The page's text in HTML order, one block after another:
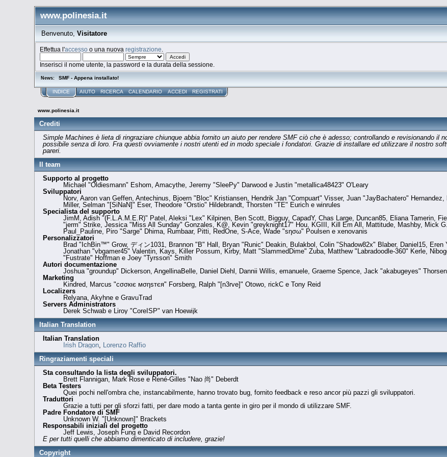
www.polinesia.it
Benvenuto, Visitatore
Effettua l'accesso o una nuovaregistrazione
Inserisci il nome utente, la password e la durata della sessione.
News: SMF - Appena installato!
INDICE AIUTO RICERCA CALENDARIO ACCEDI REGISTRATI
www.polinesia.it
Crediti
Simple Machines è lieta di ringraziare chiunque abbia fornito un aiuto per rendere SMF ciò che è adesso; controllando e revisionando il
possibile senza di loro. Fra questi ovviamente i nostri utenti ed in modo speciale i fondatori. Grazie di installare ed utilizzare il nostro
pareri.
Il team
Supporto al progetto
Michael "Oldiesmann" Eshom, Amacythe, Jeremy "SleePy" Darwood e Justin "metallica48423" O'Leary
Sviluppatori
Norv, Aaron van Geffen, Antechinus, Bjoern "Bloc" Kristiansen, Hendrik Jan "Compuart" Visser, Juan "JayBachatero"
Miller, Selman "[SiNaN]" Eser, Theodore "Orstio" Hildebrandt, Thorsten "TE" Eurich e winrules
Specialista del supporto
JimM, Adish "(F.L.A.M.E.R)" Patel, Aleksi "Lex" Kilpinen, Ben Scott, Bigguy, CapadY, Chas Large, Duncan85, Eliana Tamerin,
"jerm" Strike, Jessica "Miss All Sunday" Gonzales, K@, Kevin "greyknight17" Hou, KGIII, Kill Em All, Mattitude, Mashby, Mick
Paul_Pauline, Piro "Sarge" Dhima, Rumbaar, Pitti, RedOne, S-Ace, Wade "sησω" Poulsen e xenovanis
Personalizzatori
Brad "IchBin™" Grow, ディン1031, Brannon "B" Hall, Bryan "Runic" Deakin, Bulakbol, Colin "Shadow82x" Blaber, Daniel15,
Jonathan "vbgamer45" Valentin, Kays, Killer Possum, Kirby, Matt "SlammedDime" Zuba, Matthew "Labradoodle-360" Kerle,
"Fustrate" Hoffman e Joey "Tyrsson" Smith
Autori documentazione
Joshua "groundup" Dickerson, AngellinaBelle, Daniel Diehl, Dannii Willis, emanuele, Graeme Spence, Jack "akabugeyes"
Marketing
Kindred, Marcus "cσσкιє мσηѕтєя" Forsberg, Ralph "[n3rve]" Otowo, rickC e Tony Reid
Localizers
Relyana, Akyhne e GravuTrad
Servers Administrators
Derek Schwab e Liroy "CoreISP" van Hoewijk
Italian Translation
Italian Translation
Irish Dragon, Lorenzo Raffio
Ringraziamenti speciali
Sta consultando la lista degli sviluppatori.
Brett Flannigan, Mark Rose e René-Gilles "Nao 尚" Deberdt
Beta Testers
Quei pochi nell'ombra che, instancabilmente, hanno trovato bug, fornito feedback e reso ancor più pazzi gli sviluppatori.
Traduttori
Grazie a tutti per gli sforzi fatti, per dare modo a tanta gente in giro per il mondo di utilizzare SMF.
Padre Fondatore di SMF
Unknown W. "[Unknown]" Brackets
Responsabili iniziali del progetto
Jeff Lewis, Joseph Fung e David Recordon
E per tutti quelli che abbiamo dimenticato di includere, grazie!
Copyright